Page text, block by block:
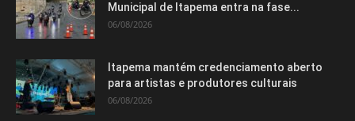
Municipal de Itapema entra na fase...
06/08/2026
Itapema mantém credenciamento aberto
para artistas e produtores culturais
06/08/2026